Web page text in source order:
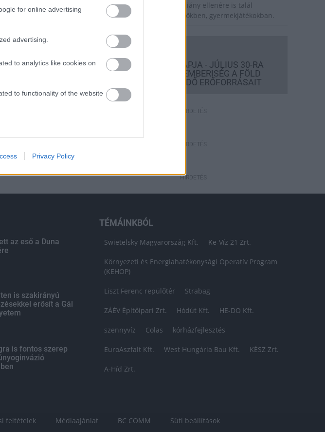
for online advertising
advertising.
to analytics like cookies on
to functionality of the website
to personalization.
and other user protection.
Privacy Policy
ázsiai tigrisszúnyog a vízhiány ellenére is talál
szaporodási helyet a vödrökben, gyermekjátékokban.
TÚLFOGYASZTÁS NAPJA - JÚLIUS 30-RA
FELHASZNÁLTA AZ EMBERISÉG A FÖLD
EGÉSZ ÉVRE ELEGENDŐ ERŐFORRÁSAIT
HIRDETÉS
HIRDETÉS
HIRDETÉS
az eső a Duna
is szakirányú
erősít a Gál
is fontos szerep
TÉMÁINKBÓL
Swietelsky Magyarország Kft. Ke-Víz 21 Zrt.
Környezeti és Energiahatékonysági Operatív Program
(KEHOP)
Liszt Ferenc repülőtér Strabag
ZÁÉV Építőipari Zrt. Hódút Kft. HE-DO Kft.
szennyvíz Colas kórházfejlesztés
EuroAszfalt Kft. West Hungária Bau Kft. KÉSZ Zrt.
A-Híd Zrt.
feltételek Médiaajánlat BC COMM
Süti beállítások